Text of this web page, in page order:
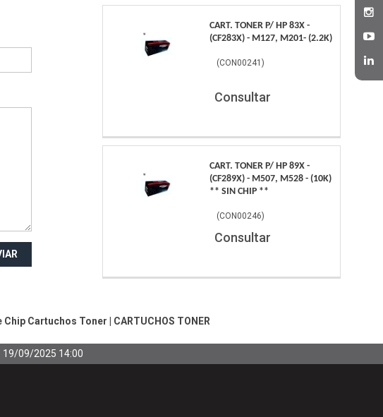
CART. TONER P/ HP 83X -
(CF283X) - M127, M201- (2.2K)
(CON00241)
Consultar
CART. TONER P/ HP 89X -
(CF289X) - M507, M528 - (10K)
** SIN CHIP **
(CON00246)
Consultar
Chip Cartuchos Toner CARTUCHOS TONER
19/09/2025 14:00